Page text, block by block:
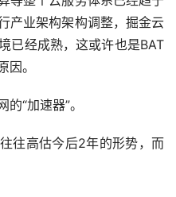
产业架构架构调整，掘金云
已经成熟，这或许也是BAT
。
“加速器”。
往高估今后2年的形势，而